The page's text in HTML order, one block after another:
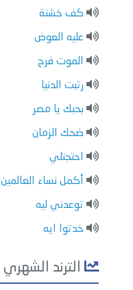
كف خشنة
عليه العوض
الموت فرح
رتبت الدنيا
بحبك يا مصر
ضحك الزمان
احتجتلي
أكمل نساء العالمين
توعدني ليه
خدتوا ايه
الترند الشهري